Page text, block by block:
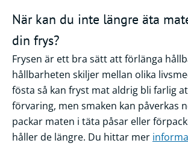
Kontakt
Frågor
&
svar
Ölprovning
YouTube
När kan du inte längre äta
din frys?
Frysen är ett bra sätt att förlänga
hållbarheten skiljer mellan olika
fösta så kan fryst mat aldrig bli farlig
förvaring, men smaken kan påverkas
packar maten i täta påsar eller
håller de längre. Du hittar mer